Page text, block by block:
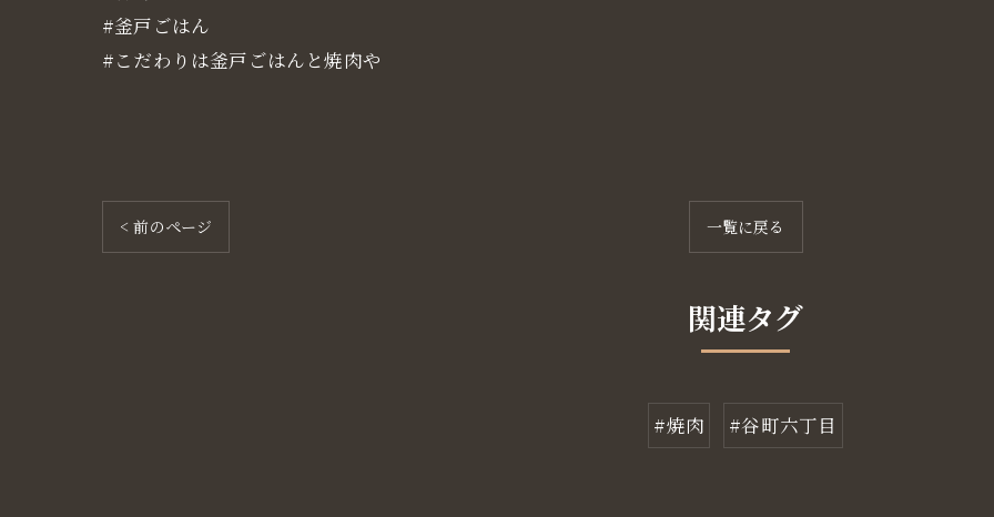
#釜戸ごはん
#こだわりは釜戸ごはんと焼肉や
< 前のページ 一覧に戻る
関連タグ
#焼肉 #谷町六丁目